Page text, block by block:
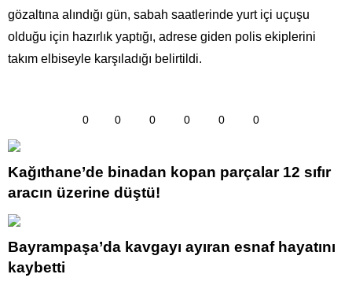
gözaltına alındığı gün, sabah saatlerinde yurt içi uçuşu
olduğu için hazırlık yaptığı, adrese giden polis ekiplerini
takım elbiseyle karşıladığı belirtildi.
0 0 0 0 0 0
Kağıthane’de binadan kopan parçalar 12 sıfır
aracın üzerine düştü!
Bayrampaşa’da kavgayı ayıran esnaf hayatını
kaybetti